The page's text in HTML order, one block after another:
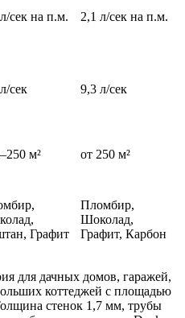
сек на п.м. 2,1 л/сек на п.м.
сек 9,3 л/сек
м² от 250 м²
Графит
Пломбир,
Шоколад,
Графит, Карбон
для дачных домов, гаражей,
коттеджей с площадью
стенок 1,7 мм, трубы